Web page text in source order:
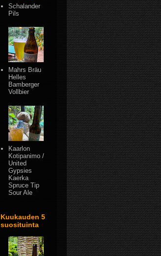
Schalander
Pils
Mahrs Bräu
Helles
Bamberger
Vollbier
Kaarlon
Kotipanimo /
United
Gypsies
Kaerka
Spruce Tip
Sour Ale
Kuukauden 5
suosituinta